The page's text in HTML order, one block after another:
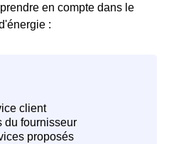
en compte dans le
: